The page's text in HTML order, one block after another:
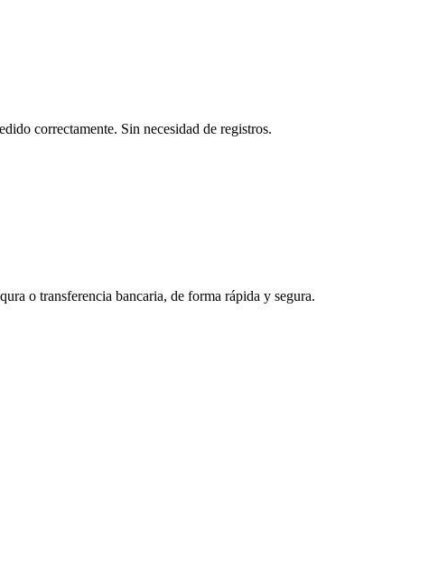
correctamente. Sin necesidad de registros.
o transferencia bancaria, de forma rápida y segura.